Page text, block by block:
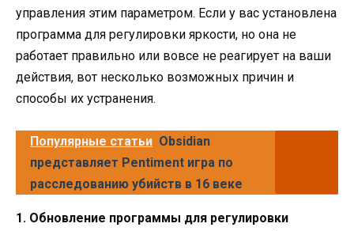
управления этим параметром. Если у вас установлена
программа для регулировки яркости, но она не
работает правильно или вовсе не реагирует на ваши
действия, вот несколько возможных причин и
способы их устранения.
Популярные статьи Obsidian
представляет Pentiment игра по
расследованию убийств в 16 веке
1. Обновление программы для регулировки